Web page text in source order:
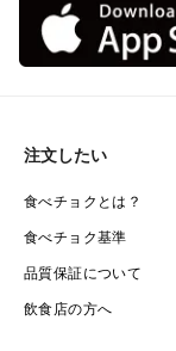
注文したい
食べチョクとは？
食べチョク基準
品質保証について
飲食店の方へ